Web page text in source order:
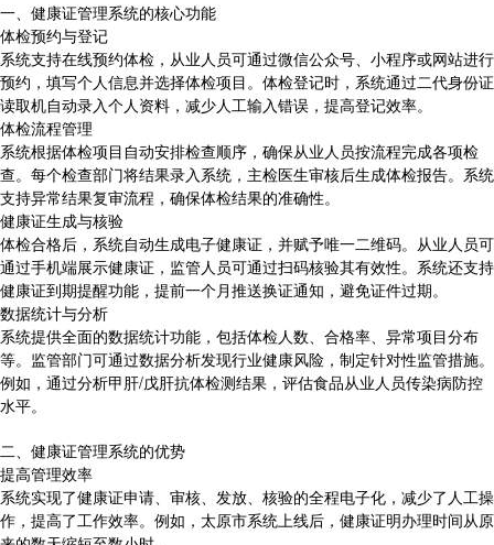
一、健康证管理系统的核心功能
体检预约与登记
系统支持在线预约体检，从业人员可通过微信公众号、小程序或网站进行
预约，填写个人信息并选择体检项目。体检登记时，系统通过二代身份证
读取机自动录入个人资料，减少人工输入错误，提高登记效率。
体检流程管理
系统根据体检项目自动安排检查顺序，确保从业人员按流程完成各项检
查。每个检查部门将结果录入系统，主检医生审核后生成体检报告。系统
支持异常结果复审流程，确保体检结果的准确性。
健康证生成与核验
体检合格后，系统自动生成电子健康证，并赋予唯一二维码。从业人员可
通过手机端展示健康证，监管人员可通过扫码核验其有效性。系统还支持
健康证到期提醒功能，提前一个月推送换证通知，避免证件过期。
数据统计与分析
系统提供全面的数据统计功能，包括体检人数、合格率、异常项目分布
等。监管部门可通过数据分析发现行业健康风险，制定针对性监管措施。
例如，通过分析甲肝/戊肝抗体检测结果，评估食品从业人员传染病防控
水平。
二、健康证管理系统的优势
提高管理效率
系统实现了健康证申请、审核、发放、核验的全程电子化，减少了人工操
作，提高了工作效率。例如，太原市系统上线后，健康证明办理时间从原